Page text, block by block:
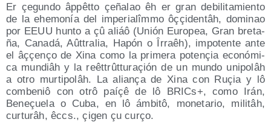
Er çegun­do âppêt­to çeña­lao êh er gran debi­li­ta­mien­to
de la ehe­mo­nía del impe­ria­lîm­mo ôççi­den­tâh, domi­nao
por EEUU hun­to a çû aliáô (Unión Euro­pea, Gran bre­ta­
ña, Cana­dá, Aût­tra­lia, Hapón o Îrraêh), impo­ten­te ante
el âççe­nço de Xina como la pri­me­ra pote­nçia eco­nó­mi­
ca mun­diâh y la reêt­trût­tu­raçión de un mun­do uni­po­lâh
a otro mur­ti­po­lâh. La alia­nça de Xina con Ruçia y lô
com­be­niô con otrô paíçê de lô BRICs+, como Irán,
Beneçue­la o Cuba, en lô ámbi­tô, mone­ta­rio, mili­tâh,
cur­tu­râh, êccs., çigen çu curço.